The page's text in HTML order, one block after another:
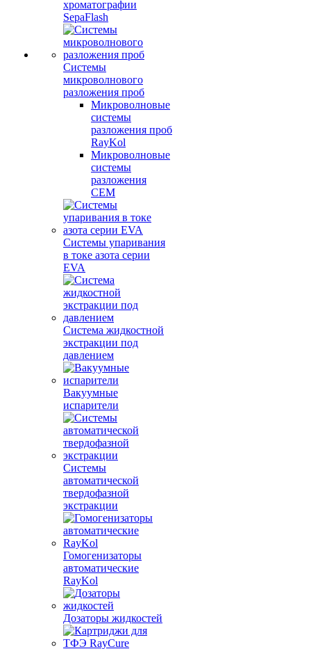
хроматографии
SepaFlash
Системы
микроволнового
разложения проб
Микроволновые
системы
разложения проб
RayKol
Микроволновые
системы
разложения
CEM
Системы упаривания
в токе азота серии
EVA
Система жидкостной
экстракции под
давлением
Вакуумные
испарители
Системы
автоматической
твердофазной
экстракции
Гомогенизаторы
автоматические
RayKol
Дозаторы жидкостей